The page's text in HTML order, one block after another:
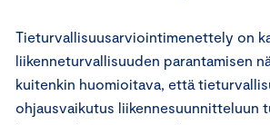
Tieturvallisuusarviointimenettely on
liikenneturvallisuuden parantamisen
kuitenkin huomioitava, että
ohjausvaikutus liikennesuunnitteluun